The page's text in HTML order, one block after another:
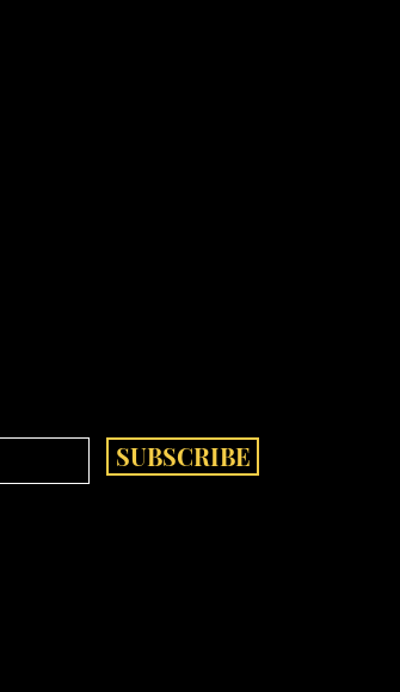
SUBSCRIBE